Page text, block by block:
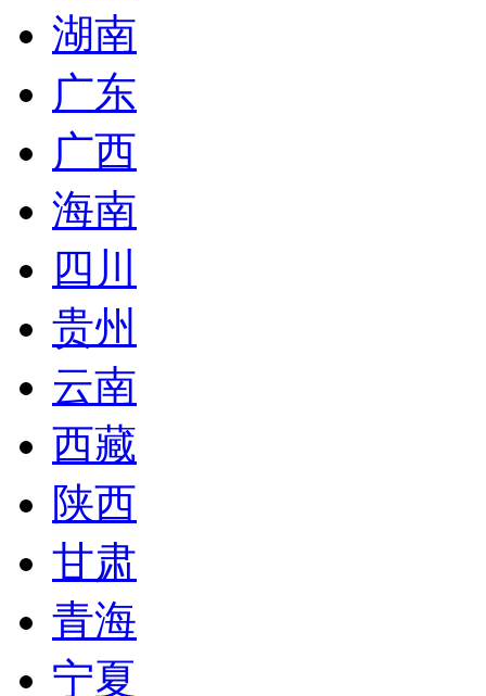
湖南
广东
广西
海南
四川
贵州
云南
西藏
陕西
甘肃
青海
宁夏